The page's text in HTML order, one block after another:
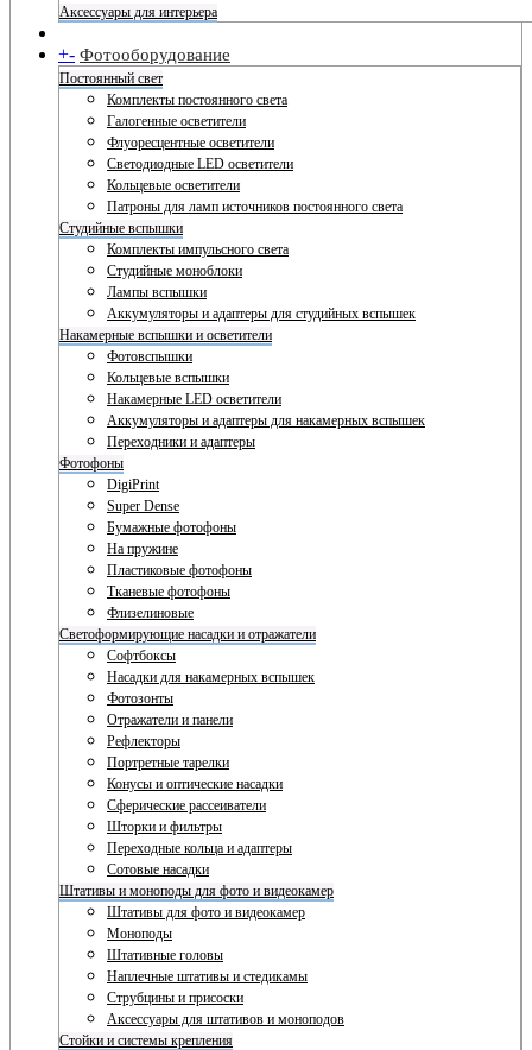
Аксессуары для интерьера
+- Фотооборудование
Постоянный свет
Комплекты постоянного света
Галогенные осветители
Флуоресцентные осветители
Светодиодные LED осветители
Кольцевые осветители
Патроны для ламп источников постоянного света
Студийные вспышки
Комплекты импульсного света
Студийные моноблоки
Лампы вспышки
Аккумуляторы и адаптеры для студийных вспышек
Накамерные вспышки и осветители
Фотовспышки
Кольцевые вспышки
Накамерные LED осветители
Аккумуляторы и адаптеры для накамерных вспышек
Переходники и адаптеры
Фотофоны
DigiPrint
Super Dense
Бумажные фотофоны
На пружине
Пластиковые фотофоны
Тканевые фотофоны
Флизелиновые
Светоформирующие насадки и отражатели
Софтбоксы
Насадки для накамерных вспышек
Фотозонты
Отражатели и панели
Рефлекторы
Портретные тарелки
Конусы и оптические насадки
Сферические рассеиватели
Шторки и фильтры
Переходные кольца и адаптеры
Сотовые насадки
Штативы и моноподы для фото и видеокамер
Штативы для фото и видеокамер
Моноподы
Штативные головы
Наплечные штативы и стедикамы
Струбцины и присоски
Аксессуары для штативов и моноподов
Стойки и системы крепления